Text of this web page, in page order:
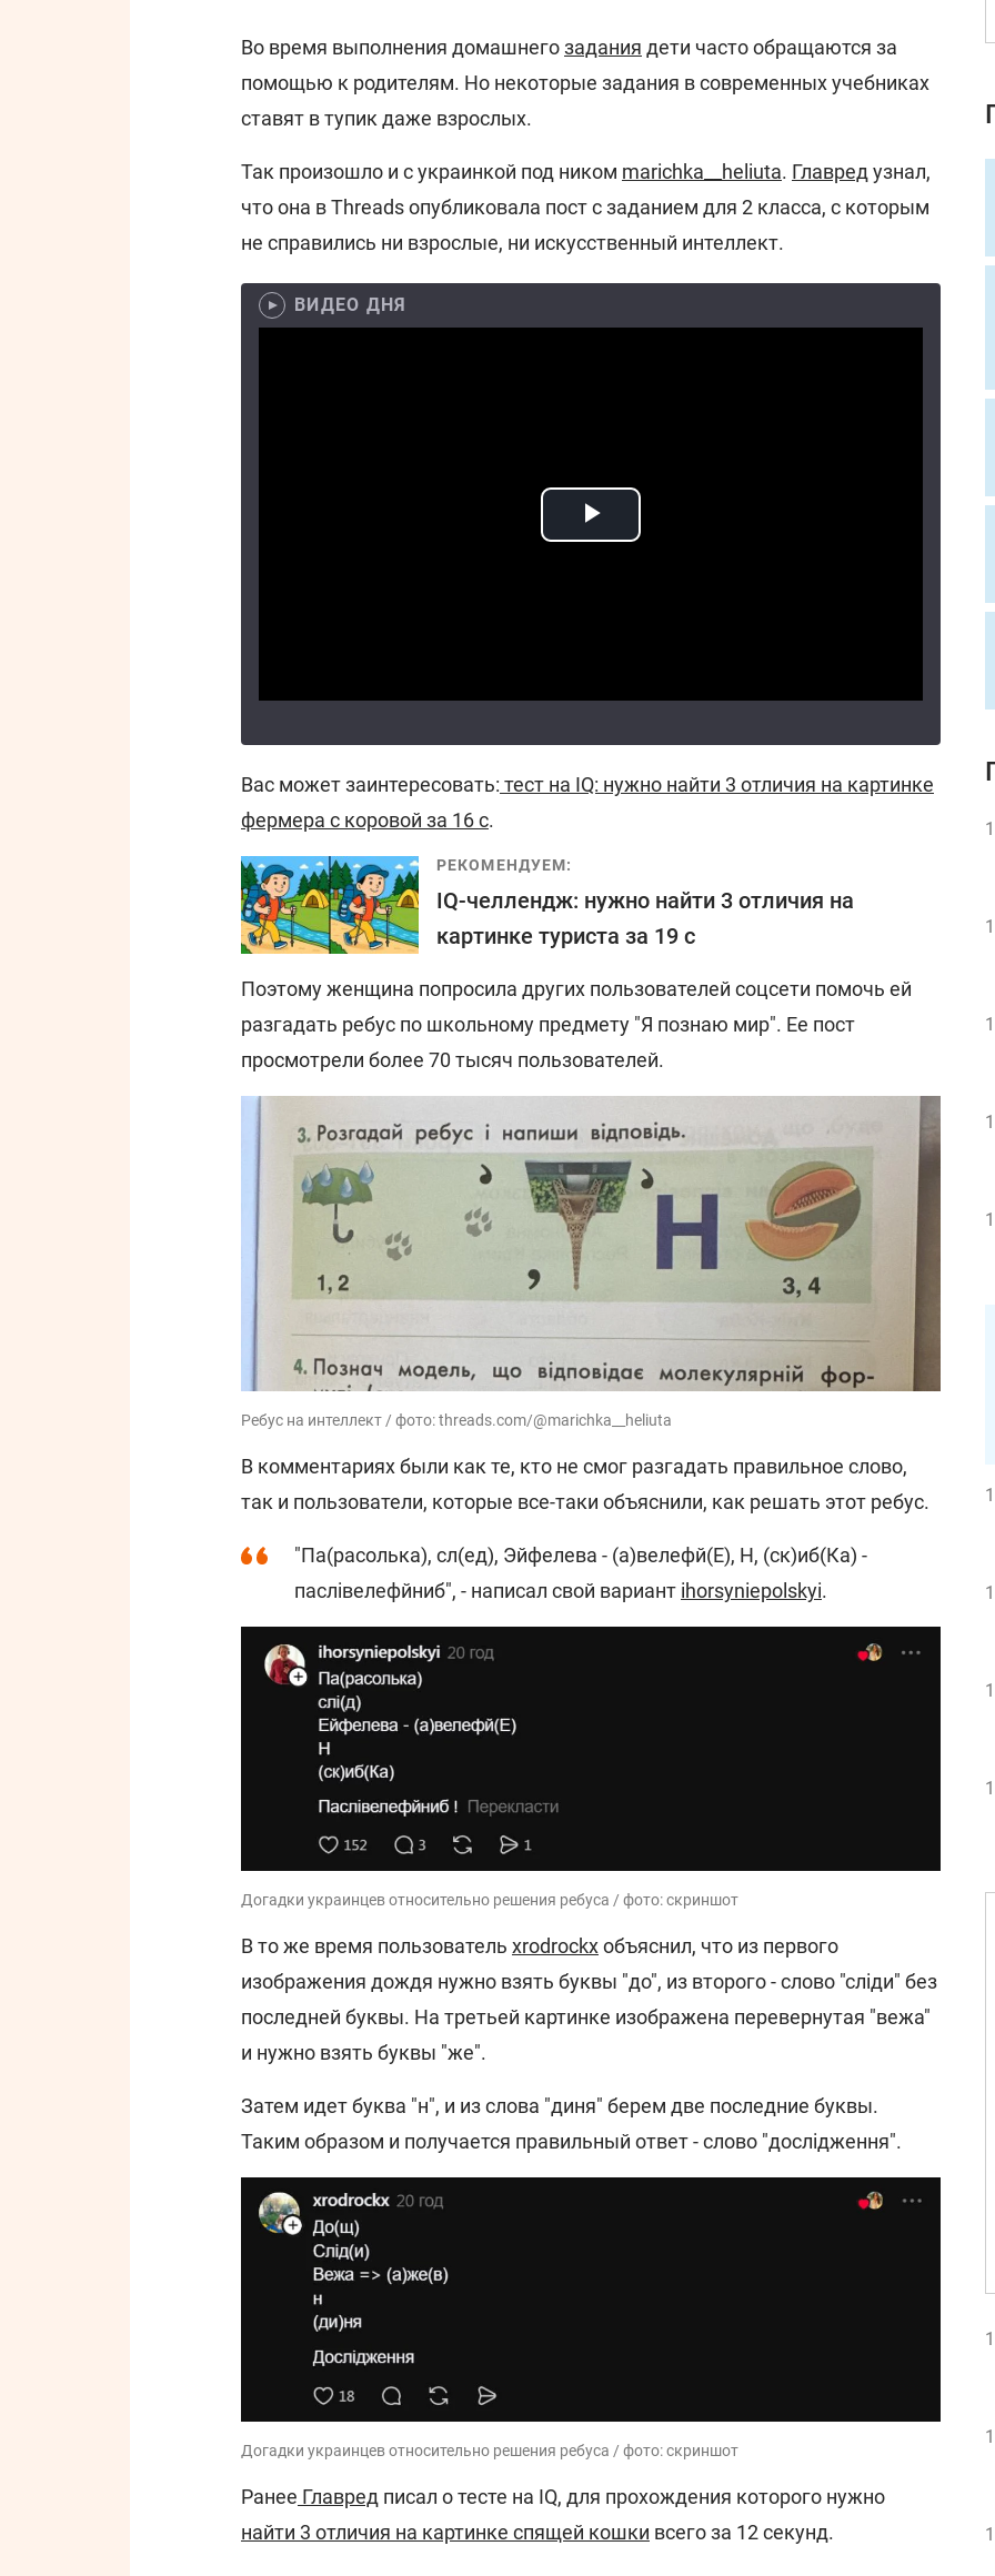
Во время выполнения домашнегозадания дети часто обращаются за
помощью к родителям. Но некоторые задания в современных учебниках
ставят в тупик даже взрослых.
Так произошло и с украинкой под ником marichka__heliuta. Главред узнал,
что она в Threads опубликовала пост с заданием для 2 класса, с которым
не справились ни взрослые, ни искусственный интеллект.
ВИДЕО ДНЯ
Вас может заинтересовать: тест на IQ: нужно найти 3 отличия на картинке
фермера с коровой за 16 с.
РЕКОМЕНДУЕМ:
IQ-челлендж: нужно найти 3 отличия на
картинке туриста за 19 с
Поэтому женщина попросила других пользователей соцсети помочь ей
разгадать ребус по школьному предмету "Я познаю мир". Ее пост
просмотрели более 70 тысяч пользователей.
Ребус на интеллект / фото: threads.com/@marichka__heliuta
В комментариях были как те, кто не смог разгадать правильное слово,
так и пользователи, которые все-таки объяснили, как решать этот ребус.
"Па(расолька), сл(ед), Эйфелева - (а)велефй(Е), Н, (ск)иб(Ка) -
паслівелефйниб", - написал свой вариант ihorsyniepolskyi.
Догадки украинцев относительно решения ребуса / фото: скриншот
В то же время пользователь xrodrockxобъяснил, что из первого
изображения дождя нужно взять буквы "до", из второго - слово "сліди" без
последней буквы. На третьей картинке изображена перевернутая "вежа"
и нужно взять буквы "же".
Затем идет буква "н", и из слова "диня" берем две последние буквы.
Таким образом и получается правильный ответ - слово "дослідження".
Догадки украинцев относительно решения ребуса / фото: скриншот
Ранее Главред писал о тесте на IQ, для прохождения которого нужно
найти 3 отличия на картинке спящей кошки всего за 12 секунд.